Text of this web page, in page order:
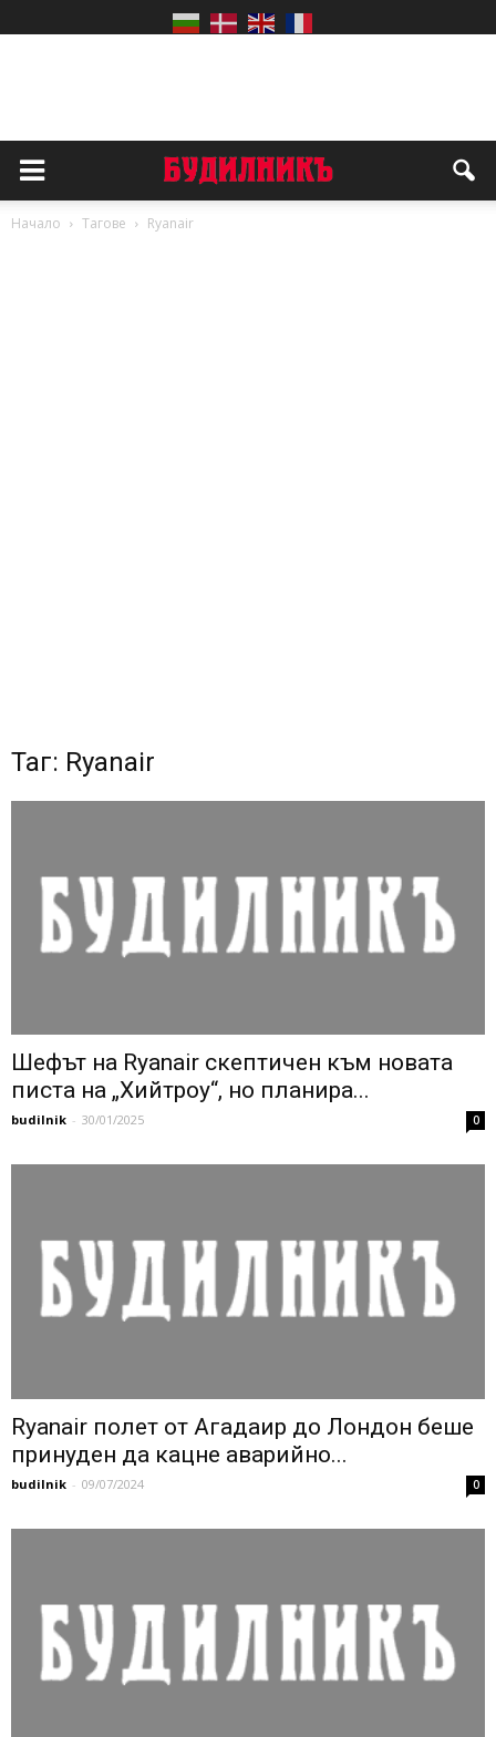
Начало Тагове Ryanair
Таг: Ryanair
Шефът на Ryanair скептичен към новата
писта на „Хийтроу“, но планира...
budilnik - 30/01/2025 0
Ryanair полет от Агадаир до Лондон беше
принуден да кацне аварийно...
budilnik - 09/07/2024 0